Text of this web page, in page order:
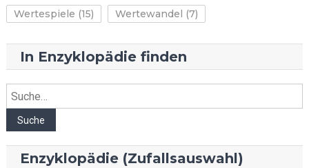
Wertespiele (15) Wertewandel (7)
In Enzyklopädie finden
Suche
Suche
Enzyklopädie (Zufallsauswahl)